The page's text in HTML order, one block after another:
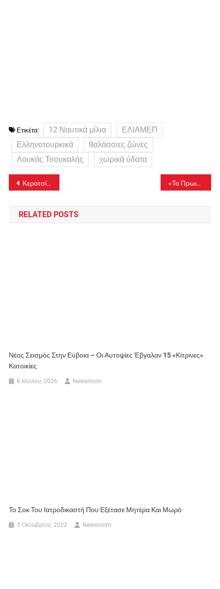
Ετικέτα: 12 Ναυτικά μίλια
ΕΛΙΑΜΕΠ
Ελληνοτουρκικά
θαλάσσιες ζώνες
Λουκάς Τσουκαλής
χωρικά ύδατα
άρθρων
Κερατσίνι: Πρωτοβουλία του Γιάννη Ραγκούση για ΑΜΕΣΗ στελέχωση του Κέντρου Υγείας «Το Πρωινό»: Η πρεμιέρα Λιάγκα-Σκορδά σε μουδιασμένη ατμόσφαιρα-video
RELATED POSTS
Νέος Σεισμός Στην Εύβοια – Οι Αυτοψίες Έβγαλαν 15 «κίτρινες»
Κατοικίες
8 Ιουνίου, 2026 Newsroom
Το Σοκ Του Ιατροδικαστή Που Εξέτασε Μητέρα Και Μωρό
3 Οκτωβρίου, 2022 Newsroom